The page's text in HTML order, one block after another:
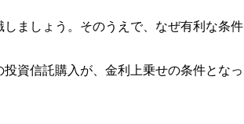
ましょう。そのうえで、なぜ有利な条件
資信託購入が、金利上乗せの条件となっ